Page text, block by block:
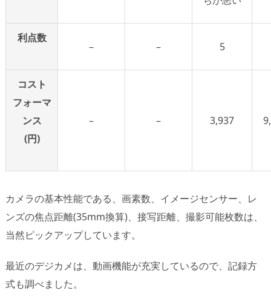
利点数
– – 5
コスト
フォーマ
ンス
(円)
– – 3,937
カメラの基本性能である、画素数、イメージセンサー、レ
ンズの焦点距離(35mm換算)、接写距離、撮影可能枚数は、
当然ピックアップしています。
最近のデジカメは、動画機能が充実しているので、記録方
式も調べました。